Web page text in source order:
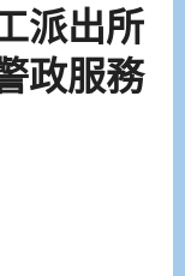
派出所
政服務